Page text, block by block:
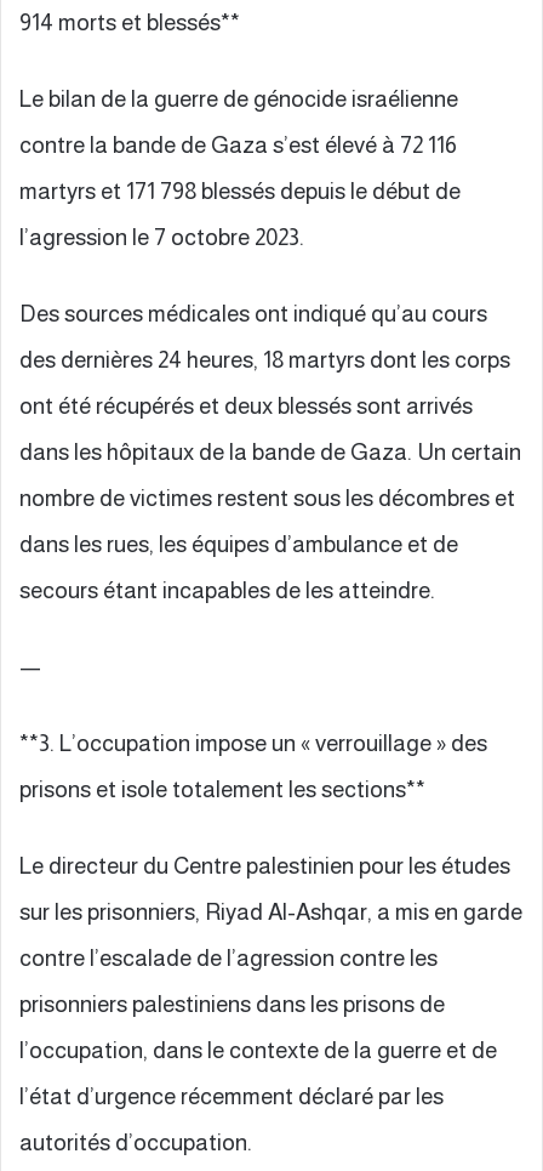
914 morts et blessés**
Le bilan de la guerre de génocide israélienne
contre la bande de Gaza s’est élevé à 72 116
martyrs et 171 798 blessés depuis le début de
l’agression le 7 octobre 2023.
Des sources médicales ont indiqué qu’au cours
des dernières 24 heures, 18 martyrs dont les corps
ont été récupérés et deux blessés sont arrivés
dans les hôpitaux de la bande de Gaza. Un certain
nombre de victimes restent sous les décombres et
dans les rues, les équipes d’ambulance et de
secours étant incapables de les atteindre.
—
**3. L’occupation impose un « verrouillage » des
prisons et isole totalement les sections**
Le directeur du Centre palestinien pour les études
sur les prisonniers, Riyad Al-Ashqar, a mis en garde
contre l’escalade de l’agression contre les
prisonniers palestiniens dans les prisons de
l’occupation, dans le contexte de la guerre et de
l’état d’urgence récemment déclaré par les
autorités d’occupation.